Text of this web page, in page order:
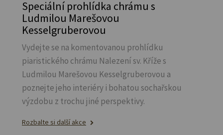
Speciální prohlídka chrámu s
Ludmilou Marešovou
Kesselgruberovou
Vydejte se na komentovanou prohlídku
piaristického chrámu Nalezení sv. Kříže s
Ludmilou Marešovou Kesselgruberovou a
poznejte jeho interiéry i bohatou sochařskou
výzdobu z trochu jiné perspektivy.
Rozbalte si další akce